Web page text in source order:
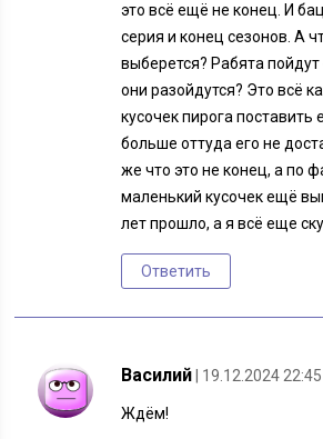
это всё ещё не конец. И
серия и конец сезонов. А
выберется? Рабята пойдут
они разойдутся? Это всё
кусочек пирога поставить
больше оттуда его не
же что это не конец, а по
маленький кусочек ещё
лет прошло, а я всё еще
Ответить
Василий | 19.12.2024 22:45
Ждём!